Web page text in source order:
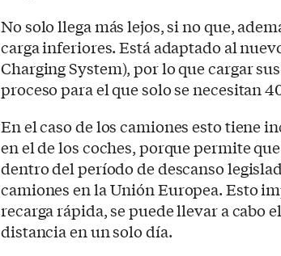
No solo llega más lejos, si no que,
carga inferiores. Está adaptado al
Charging System), por lo que cargar
proceso para el que solo se necesitan
En el caso de los camiones esto tiene
en el de los coches, porque permite
dentro del período de descanso
camiones en la Unión Europea. Esto
recarga rápida, se puede llevar a cabo
distancia en un solo día.